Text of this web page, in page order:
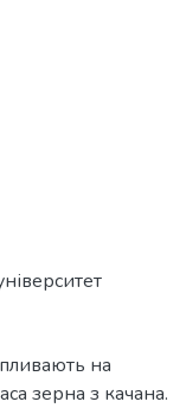
на
зерна з качана.